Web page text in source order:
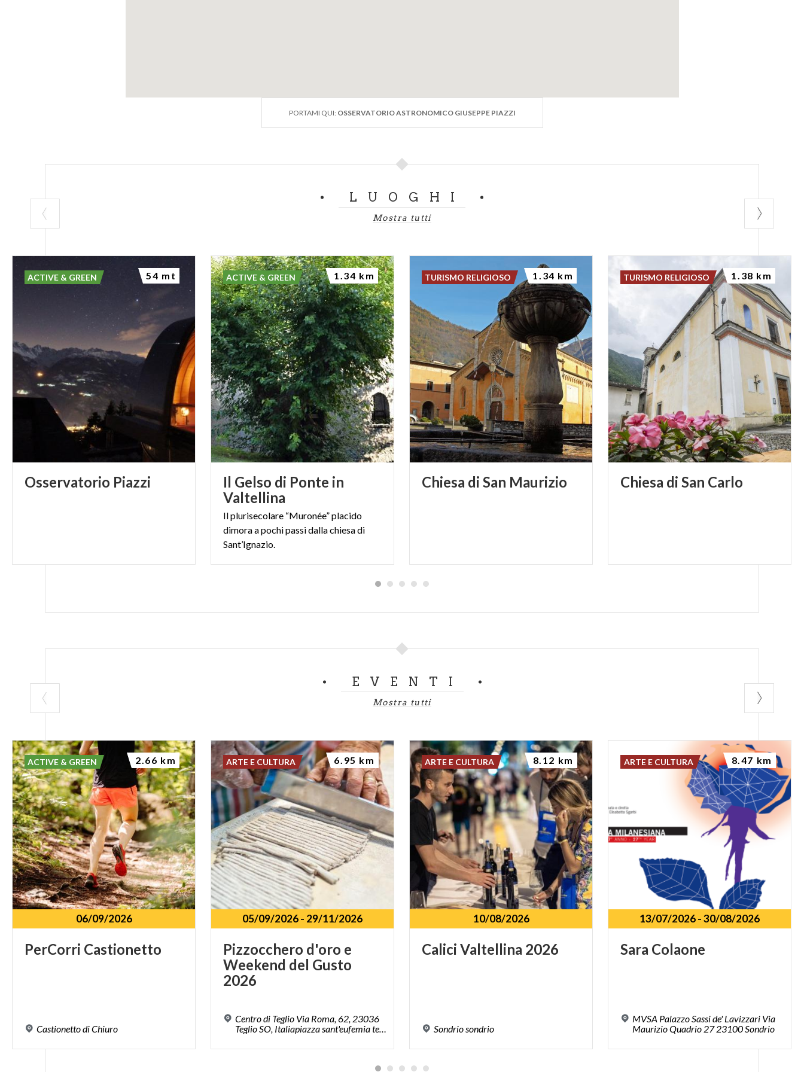
PORTAMI QUI: OSSERVATORIO ASTRONOMICO GIUSEPPE PIAZZI
LUOGHI
Mostra tutti
Osservatorio Piazzi
ACTIVE & GREEN 54 mt
Il Gelso di Ponte in
Valtellina
Il plurisecolare “Muronée” placido
dimora a pochi passi dalla chiesa di
Sant’Ignazio.
ACTIVE & GREEN 1.34 km
Chiesa di San Maurizio
TURISMO RELIGIOSO 1.34 km
Chiesa di San Carlo
TURISMO RELIGIOSO 1.38 km
EVENTI
Mostra tutti
06/09/2026
PerCorri Castionetto
CastionettodiChiuro
ACTIVE & GREEN 2.66 km
05/09/2026- 29/11/2026
Pizzocchero d'oro e
Weekend del Gusto
2026
Centro di Teglio Via Roma, 62, 23036
Teglio SO, Italiapiazza sant'eufemia teglio
ARTE E CULTURA 6.95 km
10/08/2026
Calici Valtellina 2026
Sondriosondrio
ARTE E CULTURA 8.12 km
13/07/2026-30/08/2026
Sara Colaone
MVSA Palazzo Sassi de' Lavizzari Via
Maurizio Quadrio 27 23100 Sondrio
ARTE E CULTURA 8.47 km